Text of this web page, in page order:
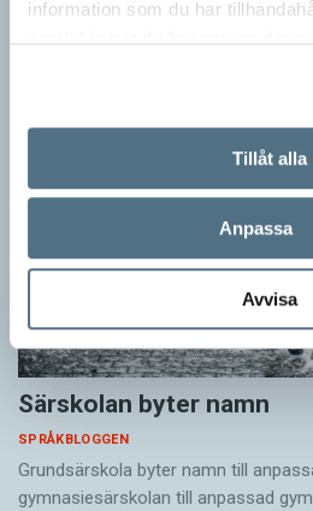
information som du har
Tillåt alla
Anpassa
Avvisa
Särskolan byter namn
SPRÅKBLOGGEN
Grundsärskola byter namn till
gymnasiesärskolan till anpassad